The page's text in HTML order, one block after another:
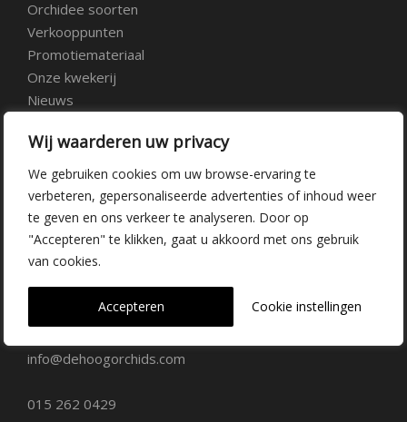
Wij waarderen uw privacy
We gebruiken cookies om uw browse-ervaring te
verbeteren, gepersonaliseerde advertenties of inhoud weer
te geven en ons verkeer te analyseren. Door op
"Accepteren" te klikken, gaat u akkoord met ons gebruik
van cookies.
Cookie instellingen
Accepteren
Orchidee soorten
Verkooppunten
Promotiemateriaal
Onze kwekerij
Nieuws
Veelgestelde vragen
Vacatures
Contact
Kwekerij Delfgauw
Vrederustlaan 10
info@dehoogorchids.com
015 262 0429